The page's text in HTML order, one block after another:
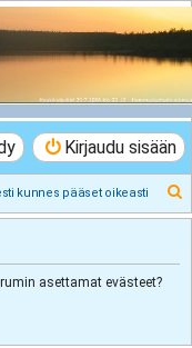
Kirjaudu sisään
kunnes pääset oikeasti
t
asettamat evästeet?